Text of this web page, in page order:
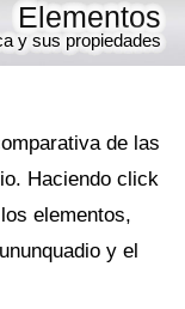
Elementos
y sus propiedades
de las
Haciendo click
elementos,
y el